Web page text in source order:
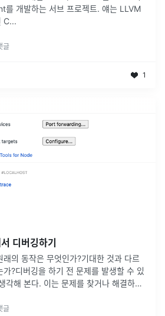
개발하는 서브 프로젝트. 얘는 LLVM
C...
글
1
디버깅하기
의 동작은 무엇인가?기대한 것과 다르
가?디버깅을 하기 전 문제를 발생할 수 있
각해 본다. 이는 문제를 찾거나 해결하는
글